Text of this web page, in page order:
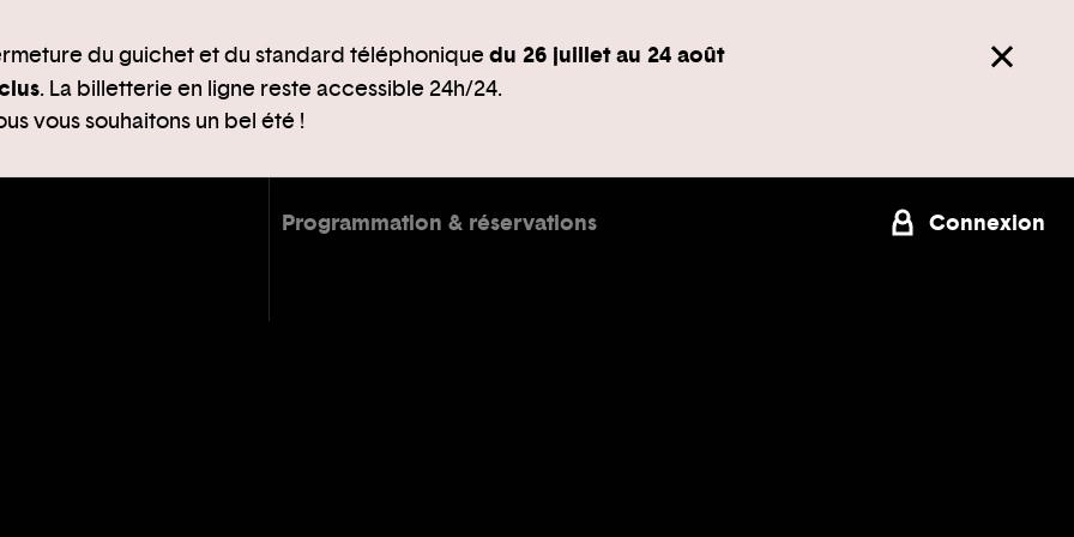
du guichet et du standard téléphoniquedu 26 juillet au 24 août
. La billetterie en ligne reste accessible 24h/24.
vous souhaitons un bel été !
Programmation & réservations Connexion